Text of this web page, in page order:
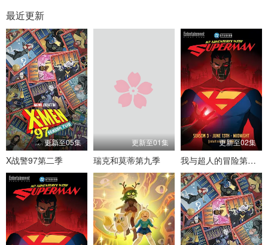
最近更新
更新至05集
X战警97第二季
更新至01集
瑞克和莫蒂第九季
更新至02集
我与超人的冒险第三季